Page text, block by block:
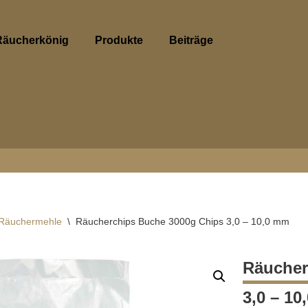
Produkte Beiträge
\ Räucherchips Buche 3000g Chips 3,0 – 10,0 mm
3,0 –